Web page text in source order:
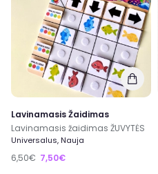
Lavinamasis Žaidimas
Lavinamasis žaidimas ŽUVYTĖS
Universalus, Nauja
6,50€ 7,50€